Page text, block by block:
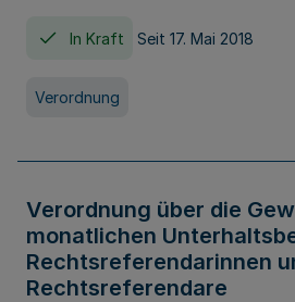
In Kraft Seit 17. Mai 2018
Verordnung
Verordnung über die
monatlichen
Rechtsreferendarinnen
Rechtsreferendare